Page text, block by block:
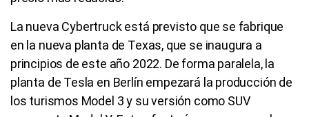
La nueva Cybertruck está previsto que se fabrique
en la nueva planta de Texas, que se inaugura a
principios de este año 2022. De forma paralela, la
planta de Tesla en Berlín empezará la producción de
los turismos Model 3 y su versión como SUV